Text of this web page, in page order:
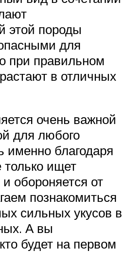
этой породы
для
при правильном
в отличных
очень важной
для любого
именно благодаря
только ищет
обороняется от
познакомиться
сильных укусов в
А вы
будет на первом